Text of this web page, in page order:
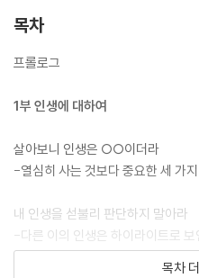
목차
프롤로그
1부 인생에 대하여
살아보니 인생은 ○○이더라
-열심히 사는 것보다 중요한 세 가지
내 인생을 섣불리 판단하지 말아라
-다른 이의 인생은 하이라이트로 보
목차